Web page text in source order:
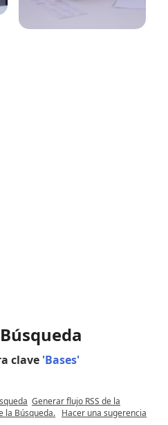
clave 'Bases'
Generar flujo RSS de la
la Búsqueda. Hacer una sugerencia